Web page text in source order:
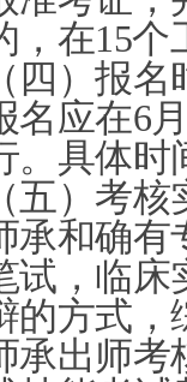
，在15个
（四）报名
名应在6
。具体时
（五）考核
承和确有
试，临床
的方式，
承出师考